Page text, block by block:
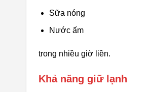
Sữa nóng
Nước ấm
trong nhiều giờ liền.
Khả năng giữ lạnh